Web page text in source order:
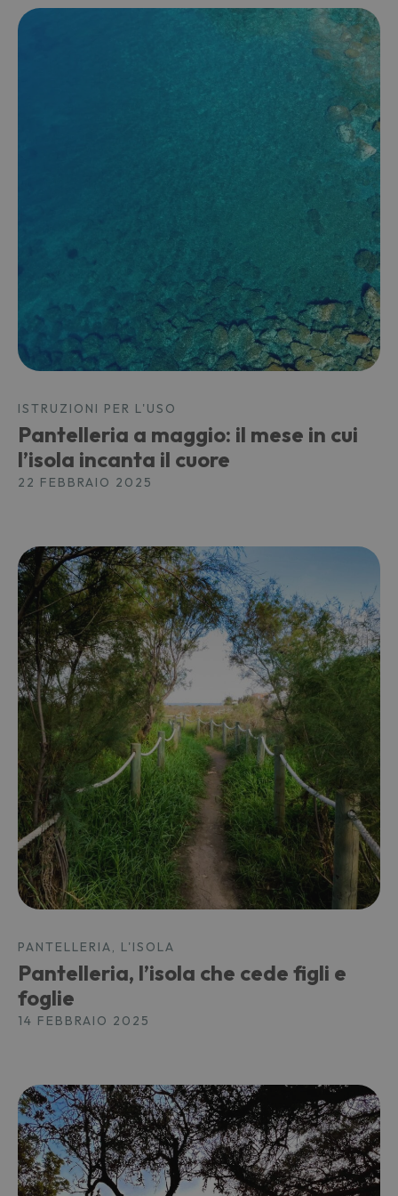
ISTRUZIONI PER L'USO
Pantelleria a maggio: il mese in cui
l’isola incanta il cuore
22 FEBBRAIO 2025
PANTELLERIA, L'ISOLA
Pantelleria, l’isola che cede figli e
foglie
14 FEBBRAIO 2025